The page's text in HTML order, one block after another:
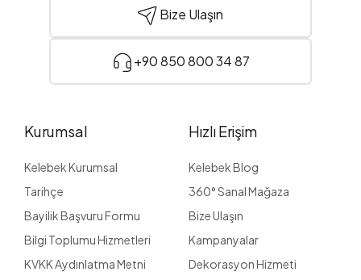
Bize Ulaşın
+90 850 800 34 87
Kurumsal
Kelebek Kurumsal
Tarihçe
Bayilik Başvuru Formu
Bilgi Toplumu Hizmetleri
KVKK Aydınlatma Metni
Hızlı Erişim
Kelebek Blog
360° Sanal Mağaza
Bize Ulaşın
Kampanyalar
Dekorasyon Hizmeti